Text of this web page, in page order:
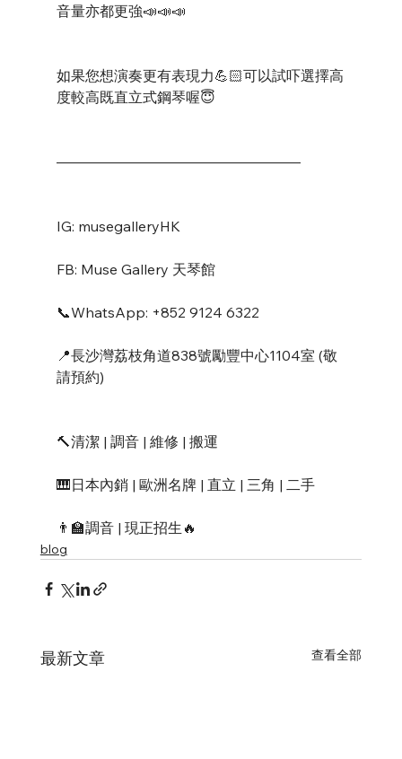
音量亦都更強📣📣📣
如果您想演奏更有表現力💪🏻可以試吓選擇高
度較高既直立式鋼琴喔😇
—————————————————
IG: musegalleryHK
FB: Muse Gallery 天琴館
📞WhatsApp: +852 9124 6322
📍長沙灣荔枝角道838號勵豐中心1104室 (敬
請預約)
🔨清潔 | 調音 | 維修 | 搬運
🎹日本內銷 | 歐洲名牌 | 直立 | 三角 | 二手
👨‍🏫調音 | 現正招生🔥
blog
最新文章 查看全部